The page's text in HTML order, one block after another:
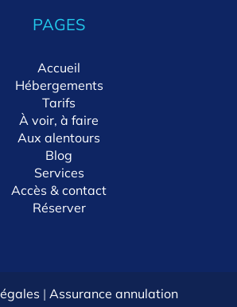
PAGES
Accueil
Hébergements
Tarifs
À voir, à faire
Aux alentours
Blog
Services
Accès & contact
Réserver
| Assurance annulation